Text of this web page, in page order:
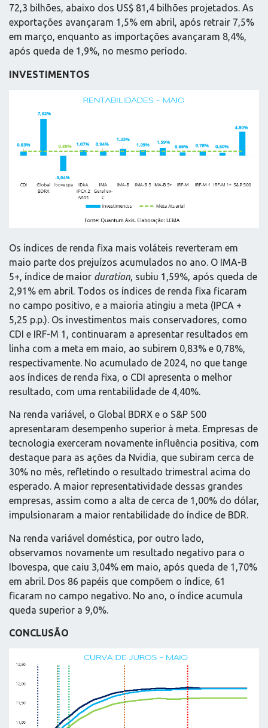
72,3 bilhões, abaixo dos US$ 81,4 bilhões projetados. As
exportações avançaram 1,5% em abril, após retrair 7,5%
em março, enquanto as importações avançaram 8,4%,
após queda de 1,9%, no mesmo período.
INVESTIMENTOS
Os índices de renda fixa mais voláteis reverteram em
maio parte dos prejuízos acumulados no ano. O IMA-B
5+, índice de maior duration, subiu 1,59%, após queda de
2,91% em abril. Todos os índices de renda fixa ficaram
no campo positivo, e a maioria atingiu a meta (IPCA +
5,25 p.p.). Os investimentos mais conservadores, como
CDI e IRF-M 1, continuaram a apresentar resultados em
linha com a meta em maio, ao subirem 0,83% e 0,78%,
respectivamente. No acumulado de 2024, no que tange
aos índices de renda fixa, o CDI apresenta o melhor
resultado, com uma rentabilidade de 4,40%.
Na renda variável, o Global BDRX e o S&P 500
apresentaram desempenho superior à meta. Empresas de
tecnologia exerceram novamente influência positiva, com
destaque para as ações da Nvidia, que subiram cerca de
30% no mês, refletindo o resultado trimestral acima do
esperado. A maior representatividade dessas grandes
empresas, assim como a alta de cerca de 1,00% do dólar,
impulsionaram a maior rentabilidade do índice de BDR.
Na renda variável doméstica, por outro lado,
observamos novamente um resultado negativo para o
Ibovespa, que caiu 3,04% em maio, após queda de 1,70%
em abril. Dos 86 papéis que compõem o índice, 61
ficaram no campo negativo. No ano, o índice acumula
queda superior a 9,0%.
CONCLUSÃO